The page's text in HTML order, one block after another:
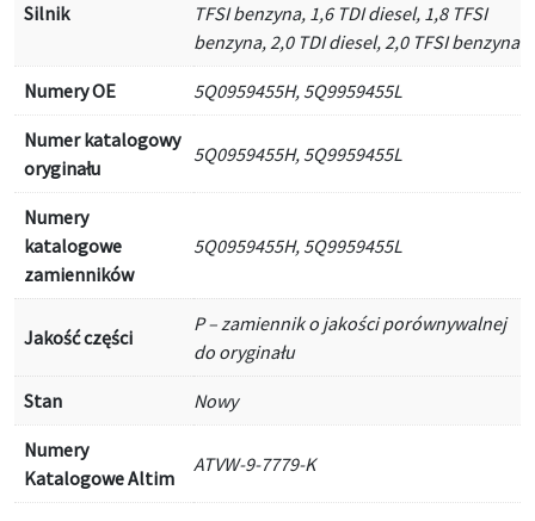
Silnik
TFSI benzyna, 1,6 TDI diesel, 1,8 TFSI
benzyna, 2,0 TDI diesel, 2,0 TFSI benzyna
Numery OE 5Q0959455H, 5Q9959455L
Numer katalogowy
oryginału
5Q0959455H, 5Q9959455L
Numery
katalogowe
zamienników
5Q0959455H, 5Q9959455L
Jakość części
P – zamiennik o jakości porównywalnej
do oryginału
Stan Nowy
Numery
Katalogowe Altim
ATVW-9-7779-K